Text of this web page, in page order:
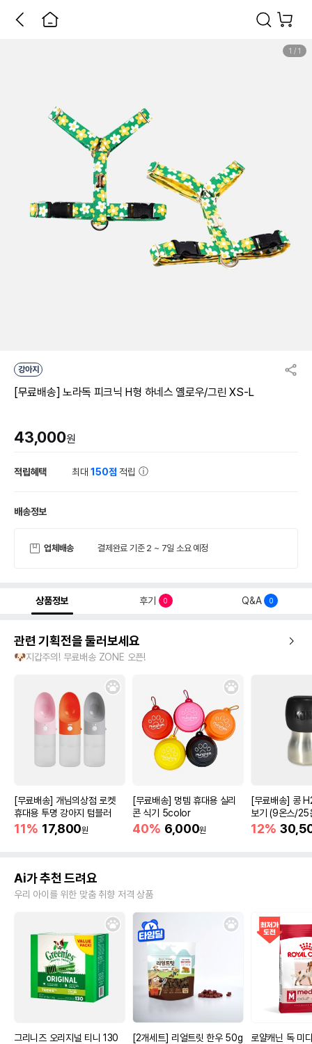
1 / 1
강아지
[무료배송] 노라독 피크닉 H형 하네스 옐로우/그린 XS-L
43,000원
적립혜택 최대150점 적립
배송정보
업체배송 결제완료 기준 2 ~ 7일 소요 예정
상품정보 후기 0 Q&A 0
관련 기획전을 둘러보세요
🐶지갑주의! 무료배송 ZONE 오픈!
[무료배송] 개님의상점 로켓
휴대용 투명 강아지 텀블러
11% 17,800원
[무료배송] 멍템 휴대용 실리
콘 식기 5color
40% 6,000원
[무료배송] 콩
보기 (9온스/25
12%
Ai가 추천 드려요
우리 아이를 위한 맞춤 취향 저격 상품
그리니즈 오리지널 티니 130
[2개세트] 리얼트릿 한우 50g
로얄캐닌 독 미